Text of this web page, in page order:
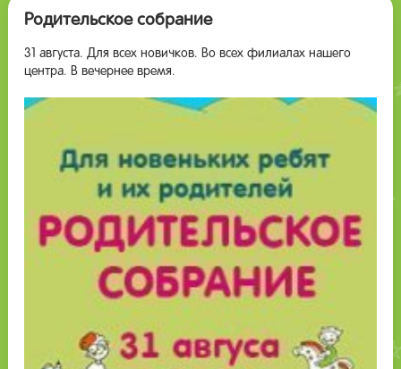
Родительское собрание
31 августа. Для всех новичков. Во всех филиалах нашего
центра. В вечернее время.